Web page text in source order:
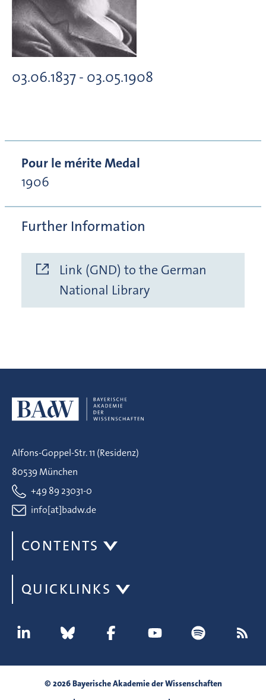
03.06.1837 - 03.05.1908
Pour le mérite Medal
1906
Further Information
Link (GND) to the German
National Library
Alfons-Goppel-Str. 11 (Residenz)
80539 München
+49 89 23031-0
info[at]badw.de
CONTENTS
QUICKLINKS
© 2026 Bayerische Akademie der Wissenschaften